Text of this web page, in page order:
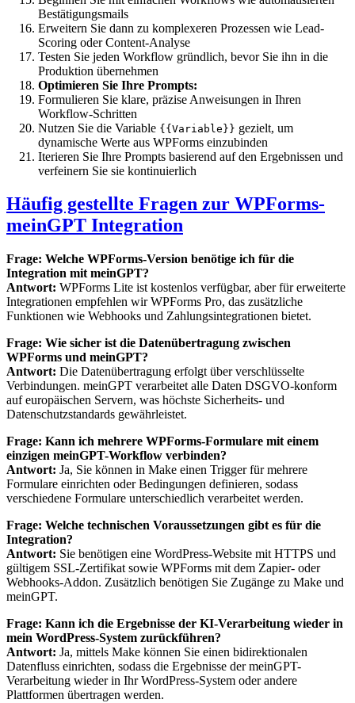
Bestätigungsmails
Erweitern Sie dann zu komplexeren Prozessen wie Lead-
Scoring oder Content-Analyse
Testen Sie jeden Workflow gründlich, bevor Sie ihn in die
Produktion übernehmen
Optimieren Sie Ihre Prompts:
Formulieren Sie klare, präzise Anweisungen in Ihren
Workflow-Schritten
Nutzen Sie die Variable {{Variable}} gezielt, um
dynamische Werte aus WPForms einzubinden
Iterieren Sie Ihre Prompts basierend auf den Ergebnissen und
verfeinern Sie sie kontinuierlich
Häufig gestellte Fragen zur WPForms-
meinGPT Integration
Frage: Welche WPForms-Version benötige ich für die
Integration mit meinGPT?
Antwort: WPForms Lite ist kostenlos verfügbar, aber für erweiterte
Integrationen empfehlen wir WPForms Pro, das zusätzliche
Funktionen wie Webhooks und Zahlungsintegrationen bietet.
Frage: Wie sicher ist die Datenübertragung zwischen
WPForms und meinGPT?
Antwort: Die Datenübertragung erfolgt über verschlüsselte
Verbindungen. meinGPT verarbeitet alle Daten DSGVO-konform
auf europäischen Servern, was höchste Sicherheits- und
Datenschutzstandards gewährleistet.
Frage: Kann ich mehrere WPForms-Formulare mit einem
einzigen meinGPT-Workflow verbinden?
Antwort: Ja, Sie können in Make einen Trigger für mehrere
Formulare einrichten oder Bedingungen definieren, sodass
verschiedene Formulare unterschiedlich verarbeitet werden.
Frage: Welche technischen Voraussetzungen gibt es für die
Integration?
Antwort: Sie benötigen eine WordPress-Website mit HTTPS und
gültigem SSL-Zertifikat sowie WPForms mit dem Zapier- oder
Webhooks-Addon. Zusätzlich benötigen Sie Zugänge zu Make und
meinGPT.
Frage: Kann ich die Ergebnisse der KI-Verarbeitung wieder in
mein WordPress-System zurückführen?
Antwort: Ja, mittels Make können Sie einen bidirektionalen
Datenfluss einrichten, sodass die Ergebnisse der meinGPT-
Verarbeitung wieder in Ihr WordPress-System oder andere
Plattformen übertragen werden.